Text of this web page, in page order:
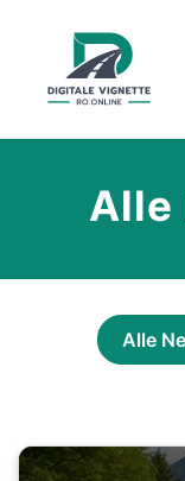
Warum wir?
Deutsch
Alle
Alle